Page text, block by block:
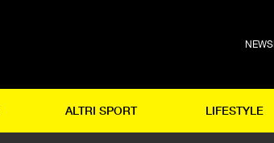
ALTRI SPORT LIFESTYLE